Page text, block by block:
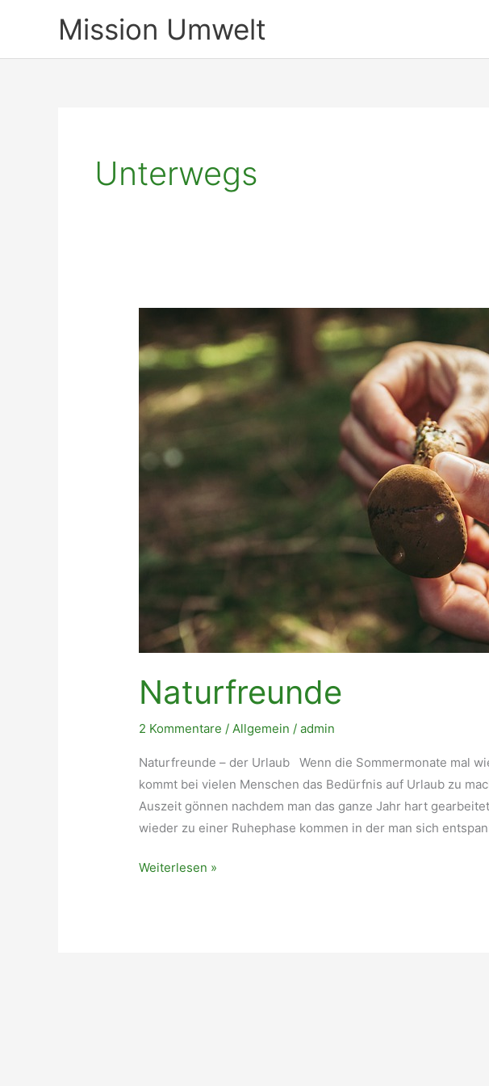
Mission Umwelt
Unterwegs
Naturfreunde
2 Kommentare / Allgemein /admin
Naturfreunde – der Urlaub Wenn die Sommermonate mal
kommt bei vielen Menschen das Bedürfnis auf Urlaub zu
Auszeit gönnen nachdem man das ganze Jahr hart
wieder zu einer Ruhephase kommen in der man sich
Naturfreunde
Weiterlesen »